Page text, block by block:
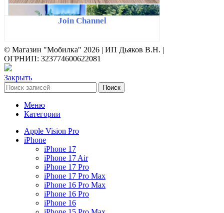
Join Channel
© Магазин "Мобилка" 2026 | ИП Дьяков В.Н. |
ОГРНИП: 323774600622081
Закрыть
Поиск
Меню
Категории
Apple Vision Pro
iPhone
iPhone 17
iPhone 17 Air
iPhone 17 Pro
iPhone 17 Pro Max
iPhone 16 Pro Max
iPhone 16 Pro
iPhone 16